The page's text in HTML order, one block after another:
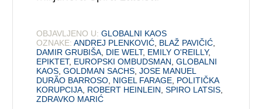
OBJAVLJENO U: GLOBALNI KAOS
OZNAKE: ANDREJ PLENKOVIĆ BLAŽ PAVIČIĆ
DAMIR GRUBIŠA DIE WELT, EMILY O'REILLY,
EPIKTET, EUROPSKI OMBUDSMAN ,GLOBALNI
KAOS ,GOLDMAN SACHS ,JOSE MANUEL
DURÃO BARROSO NIGEL FARAGE POLITIČKA
KORUPCIJA ROBERT HEINLEIN ,SPIRO LATSIS
ZDRAVKO MARIĆ